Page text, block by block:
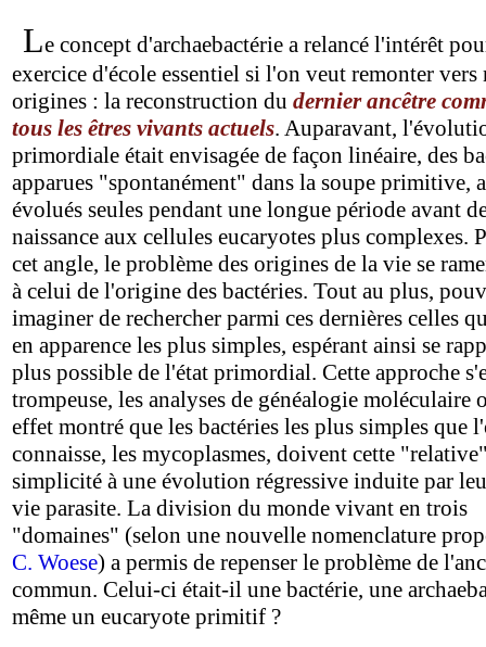
Le concept d'archaebactérie a relancé l'intérêt
exercice d'école essentiel si l'on veut remonter vers
origines : la reconstruction du dernier ancêtre
tous les êtres vivants actuels. Auparavant,
primordiale était envisagée de façon linéaire, des
apparues "spontanément" dans la soupe primitive,
évolués seules pendant une longue période avant
naissance aux cellules eucaryotes plus complexes.
cet angle, le problème des origines de la vie se
à celui de l'origine des bactéries. Tout au plus,
imaginer de rechercher parmi ces dernières celles
en apparence les plus simples, espérant ainsi se
plus possible de l'état primordial. Cette approche
trompeuse, les analyses de généalogie moléculaire
effet montré que les bactéries les plus simples que
connaisse, les mycoplasmes, doivent cette
simplicité à une évolution régressive induite par
vie parasite. La division du monde vivant en trois
"domaines" (selon une nouvelle nomenclature
C. Woese) a permis de repenser le problème de
commun. Celui-ci était-il une bactérie, une
même un eucaryote primitif ?